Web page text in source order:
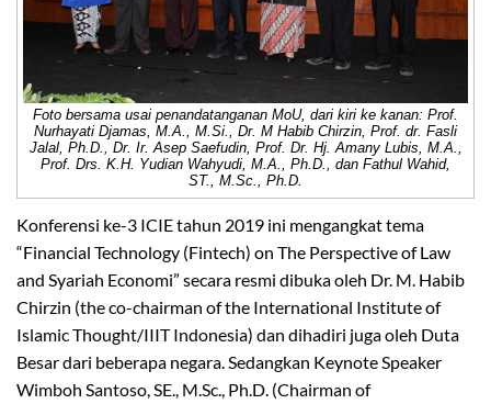
Foto bersama usai penandatanganan MoU, dari kiri ke kanan: Prof.
Nurhayati Djamas, M.A., M.Si., Dr. M Habib Chirzin, Prof. dr. Fasli
Jalal, Ph.D., Dr. Ir. Asep Saefudin, Prof. Dr. Hj. Amany Lubis, M.A.,
Prof. Drs. K.H. Yudian Wahyudi, M.A., Ph.D., dan Fathul Wahid,
ST., M.Sc., Ph.D.
Konferensi ke-3 ICIE tahun 2019 ini mengangkat tema
“Financial Technology (Fintech) on The Perspective of Law
and Syariah Economi” secara resmi dibuka oleh Dr. M. Habib
Chirzin (the co-chairman of the International Institute of
Islamic Thought/IIIT Indonesia) dan dihadiri juga oleh Duta
Besar dari beberapa negara. Sedangkan Keynote Speaker
Wimboh Santoso, SE., M.Sc., Ph.D. (Chairman of